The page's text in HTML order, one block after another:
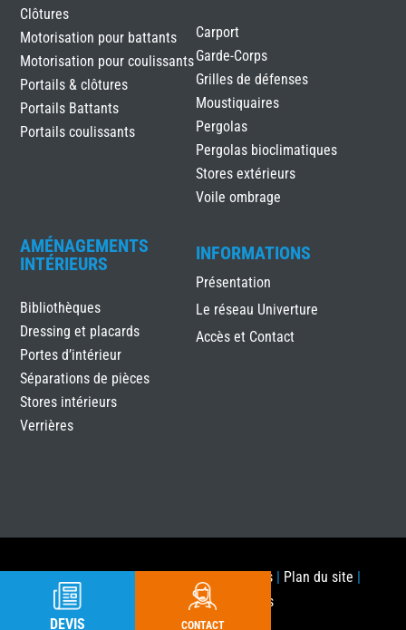
Clôtures
Motorisation pour battants
Motorisation pour coulissants
Portails & clôtures
Portails Battants
Portails coulissants
Carport
Garde-Corps
Grilles de défenses
Moustiquaires
Pergolas
Pergolas bioclimatiques
Stores extérieurs
Voile ombrage
AMÉNAGEMENTS
INTÉRIEURS
Bibliothèques
Dressing et placards
Portes d’intérieur
Séparations de pièces
Stores intérieurs
Verrières
INFORMATIONS
Présentation
Le réseau Univerture
Accès et Contact
ALUtec Menuiseries|Mentions légales | Plan du site |
Réalisation Attraptemps
DEVIS
CONTACT